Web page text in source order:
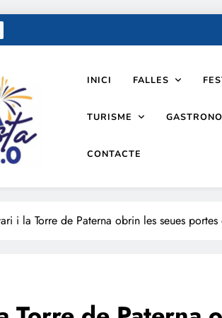
2.0
INICI FALLES
TURISME
CONTACTE
i la Torre de Paterna obrin les seues portes